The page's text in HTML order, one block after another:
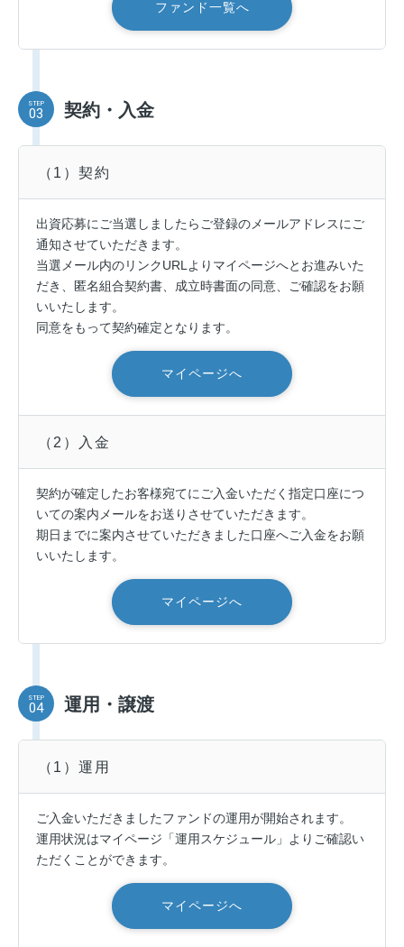
ファンド一覧へ
STEP
03 契約・入金
（1）契約
出資応募にご当選しましたらご登録のメールアドレスにご
通知させていただきます。
当選メール内のリンクURLよりマイページへとお進みいた
だき、匿名組合契約書、成立時書面の同意、ご確認をお願
いいたします。
同意をもって契約確定となります。
マイページへ
（2）入金
契約が確定したお客様宛てにご入金いただく指定口座につ
いての案内メールをお送りさせていただきます。
期日までに案内させていただきました口座へご入金をお願
いいたします。
マイページへ
STEP
04 運用・譲渡
（1）運用
ご入金いただきましたファンドの運用が開始されます。
運用状況はマイページ「運用スケジュール」よりご確認い
ただくことができます。
マイページへ